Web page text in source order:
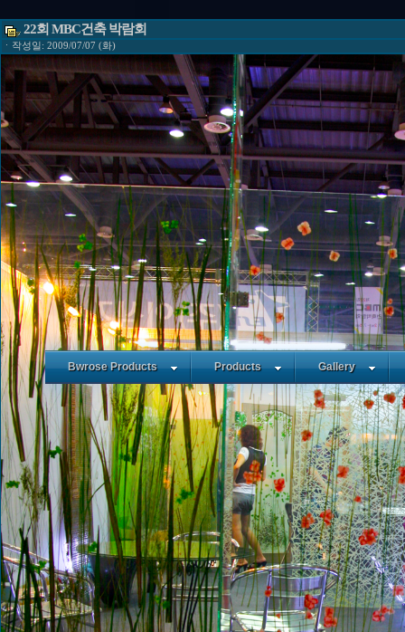
Bwrose Products Products Gallery
22회 MBC건축 박람회
ㆍ작성일: 2009/07/07 (화)